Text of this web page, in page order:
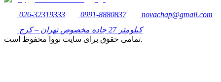
026-32319333 0991-8880837
novachap@gmail.com
کیلومتر 27 جاده مخصوص تهران – کرج
تمامی حقوق برای سایت نووا محفوظ است.